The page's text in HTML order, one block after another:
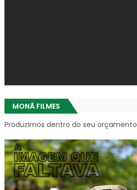
MONÃ FILMES
Produzimos dentro do seu orçamento